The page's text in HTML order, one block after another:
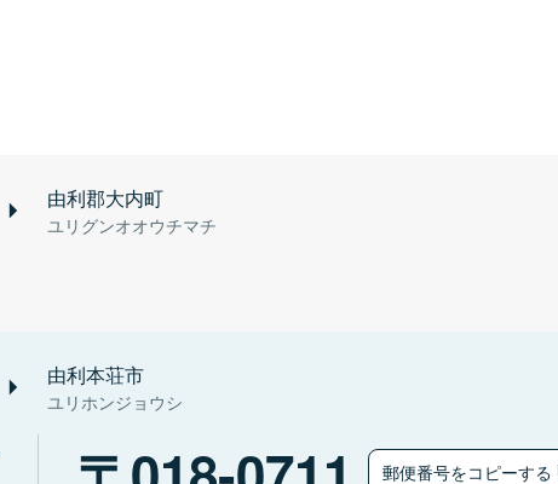
由利郡大内町
ユリグンオオウチマチ
由利本荘市
ユリホンジョウシ
郵便番号をコピーする